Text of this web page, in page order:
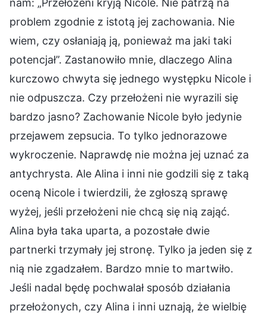
problem zgodnie z istotą jej zachowania. Nie
wiem, czy osłaniają ją, ponieważ ma jaki taki
potencjał”. Zastanowiło mnie, dlaczego Alina
kurczowo chwyta się jednego występku Nicole i
nie odpuszcza. Czy przełożeni nie wyrazili się
bardzo jasno? Zachowanie Nicole było jedynie
przejawem zepsucia. To tylko jednorazowe
wykroczenie. Naprawdę nie można jej uznać za
antychrysta. Ale Alina i inni nie godzili się z taką
oceną Nicole i twierdzili, że zgłoszą sprawę
wyżej, jeśli przełożeni nie chcą się nią zająć.
Alina była taka uparta, a pozostałe dwie
partnerki trzymały jej stronę. Tylko ja jeden się z
nią nie zgadzałem. Bardzo mnie to martwiło.
Jeśli nadal będę pochwalał sposób działania
przełożonych, czy Alina i inni uznają, że wielbię